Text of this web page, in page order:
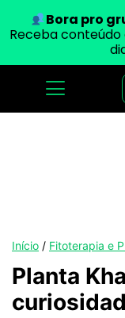
Início / Fitoterapia e
Planta
Bora pro
Receba conteúdo